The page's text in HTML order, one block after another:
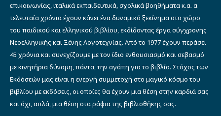
επικοινωνίας, ιταλικά εκπαιδευτικά, σχολικά βοηθήματα κ.α. α
τελευταία χρόνια έχουν κάνει ένα δυναμικό ξεκίνημα στο χώρο
του παιδικού και ελληνικού βιβλίου, εκδίδοντας έργα σύγχρονης
Νεοελληνικής και Ξένης Λογοτεχνίας. Από το 1977 έχουν περάσει
45 χρόνια και συνεχίζουμε με τον ίδιο ενθουσιασμό και σεβασμό
με κινητήρια δύναμη, πάντα, την αγάπη για το βιβλίο. Στόχος των
Εκδόσεών μας είναι η ενεργή συμμετοχή στο μαγικό κόσμο του
βιβλίου με εκδόσεις, οι οποίες θα έχουν μια θέση στην καρδιά σας
και όχι, απλά, μια θέση στα ράφια της βιβλιοθήκης σας.